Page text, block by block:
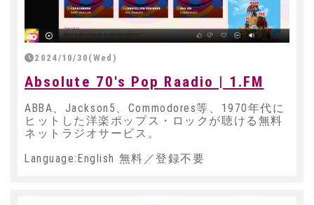
2024/10/30(Wed)
Absolute 70's Pop Raadio | 1.FM
ABBA、Jackson5、Commodores等、1970年代に
ヒットした洋楽ポップス・ロックが聴ける無料
ネットラジオサービス。
Language:English 無料／登録不要